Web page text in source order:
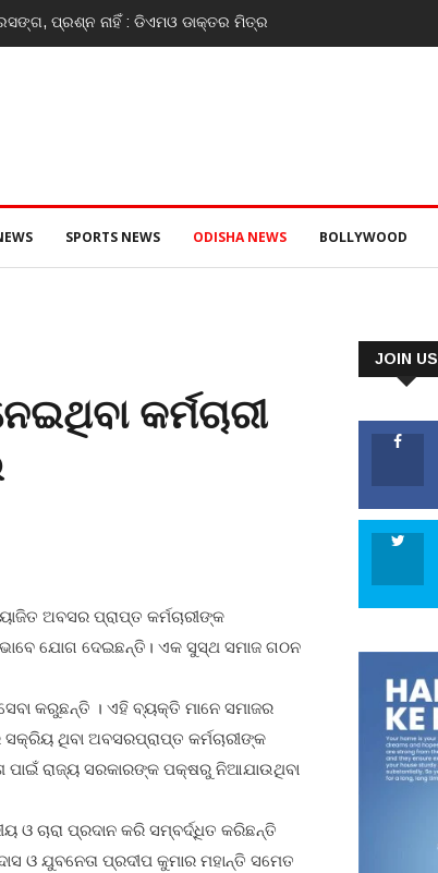
ପ୍ରଶ୍ନ ନାହିଁ : ଡିଏମଓ ଡାକ୍ତର ମିତ୍ର
SPORTS NEWS ODISHA NEWS BOLLYWOOD
କର୍ମଚାରୀ
ଅବସର ପ୍ରାପ୍ତ କର୍ମଚାରୀଙ୍କ
ଯୋଗ ଦେଇଛନ୍ତି। ଏକ ସୁସ୍ଥ ସମାଜ ଗଠନ
କରୁଛନ୍ତି । ଏହି ବ୍ୟକ୍ତି ମାନେ ସମାଜର
ଥିବା ଅବସରପ୍ରାପ୍ତ କର୍ମଚାରୀଙ୍କ
ରାଜ୍ୟ ସରକାରଙ୍କ ପକ୍ଷରୁ ନିଆଯାଉଥିବା
ଓ ଚାରା ପ୍ରଦାନ କରି ସମ୍ବର୍ଦ୍ଧିତ କରିଛନ୍ତି
ଓ ଯୁବନେତା ପ୍ରଦୀପ କୁମାର ମହାନ୍ତି ସମେତ
JOIN US